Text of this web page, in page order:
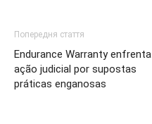
Попередня стаття
Endurance Warranty enfrenta
ação judicial por supostas
práticas enganosas